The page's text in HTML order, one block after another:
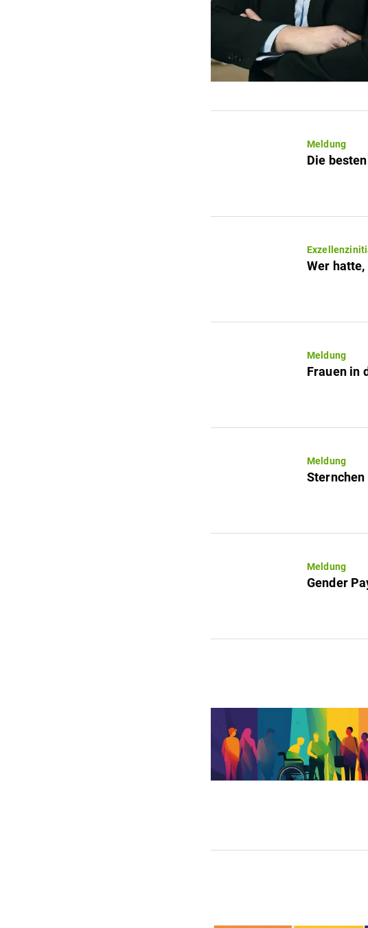
Meldung
Die
Wer
Meldung
Frauen in
Meldung
Meldung
Gender